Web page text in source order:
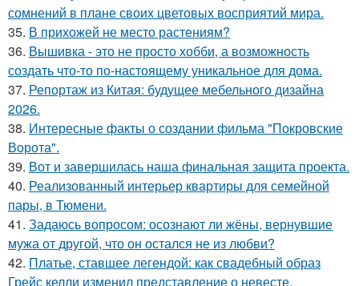
сомнений в плане своих цветовых восприятий мира.
35. В прихожей не место растениям?
36. Вышивка - это не просто хобби, а возможность
создать что-то по-настоящему уникальное для дома.
37. Репортаж из Китая: будущее мебельного дизайна
2026.
38. Интересные факты о создании фильма "Покровские
Ворота".
39. Вот и завершилась наша финальная защита проекта.
40. Реализованный интерьер квартиры для семейной
пары, в Тюмени.
41. Задаюсь вопросом: осознают ли жёны, вернувшие
мужа от другой, что он остался не из любви?
42. Платье, ставшее легендой: как свадебный образ
Грейс келли изменил представление о невесте.